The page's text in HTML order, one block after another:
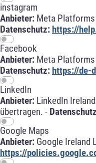
instagram
Anbieter: Meta
Datenschutz: https://
Facebook
Anbieter: Meta
Datenschutz: https://de-
LinkedIn
Anbieter: LinkedIn
übertragen. -
Google Maps
Anbieter: Google Ireland
https://